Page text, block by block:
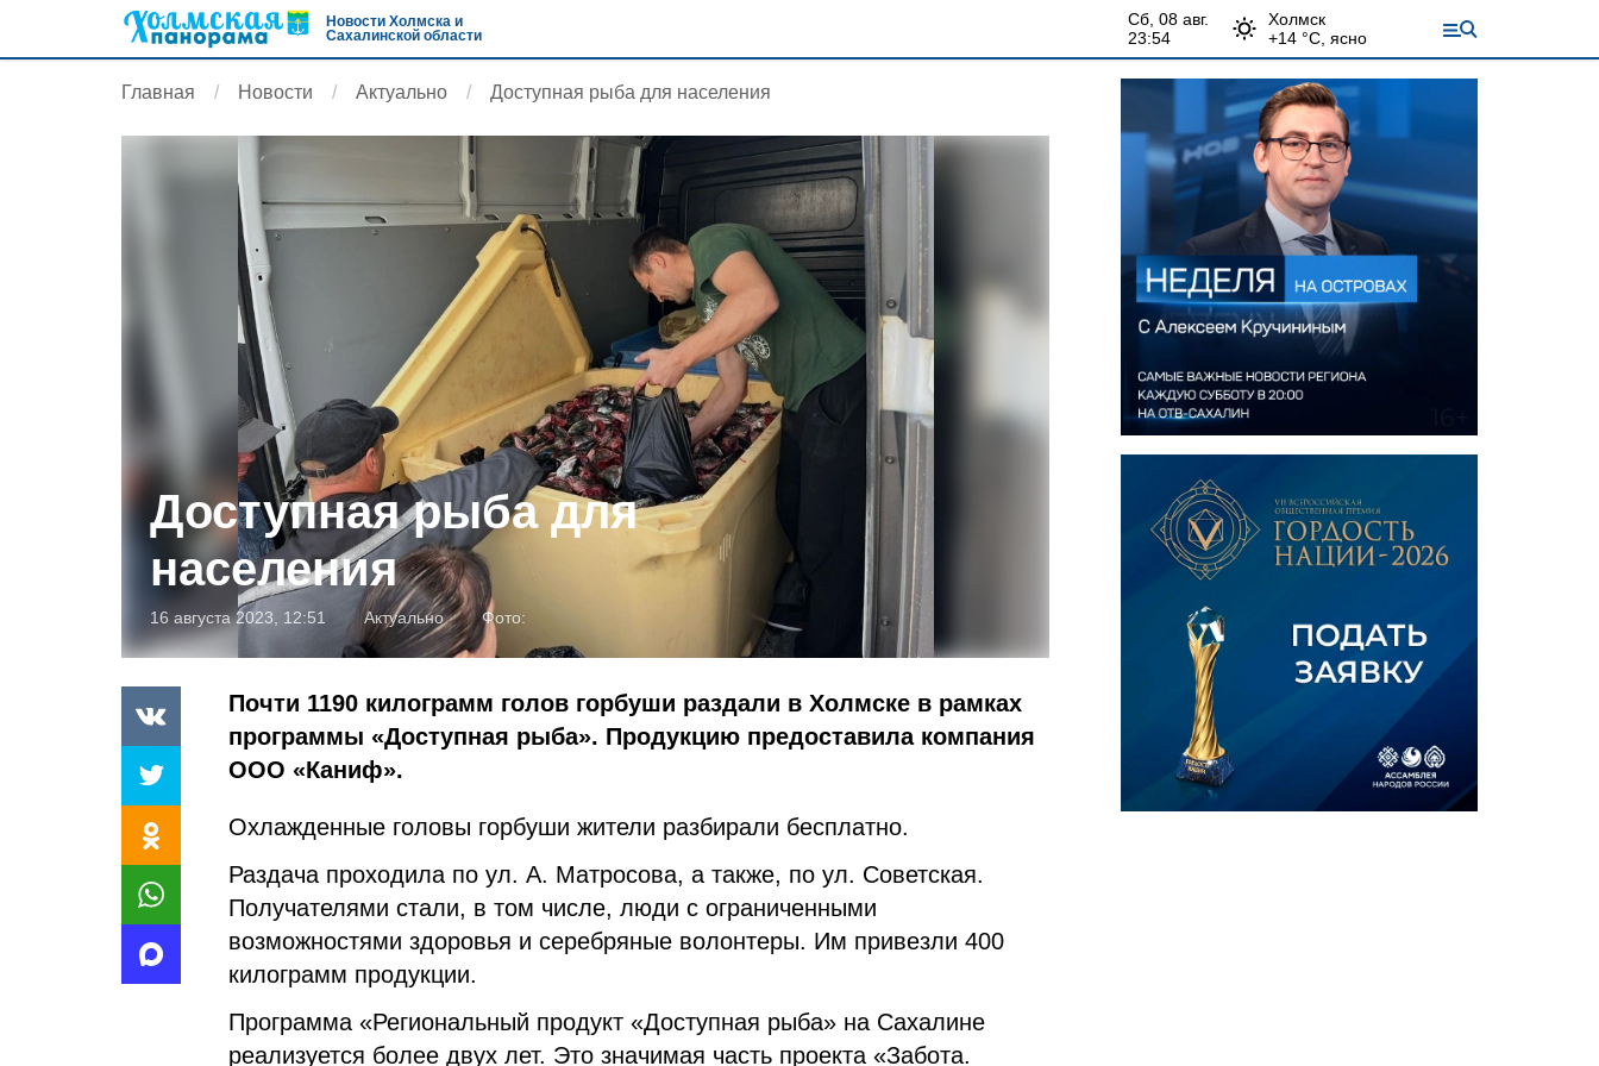
Новости Холмска и
Сахалинской области
сб, 08 авг.
23:54
Холмск
+14 °С, ясно
Главная Новости Актуально Доступная рыба для населения
Доступная рыба для
населения
16 августа 2023, 12:51 Актуально Фото:
Почти 1190 килограмм голов горбуши раздали в Холмске в рамках
программы «Доступная рыба». Продукцию предоставила компания
ООО «Каниф».
Охлажденные головы горбуши жители разбирали бесплатно.
Раздача проходила по ул. А. Матросова, а также, по ул. Советская.
Получателями стали, в том числе, люди с ограниченными
возможностями здоровья и серебряные волонтеры. Им привезли 400
килограмм продукции.
Программа «Региональный продукт «Доступная рыба» на Сахалине
реализуется более двух лет. Это значимая часть проекта «Забота.